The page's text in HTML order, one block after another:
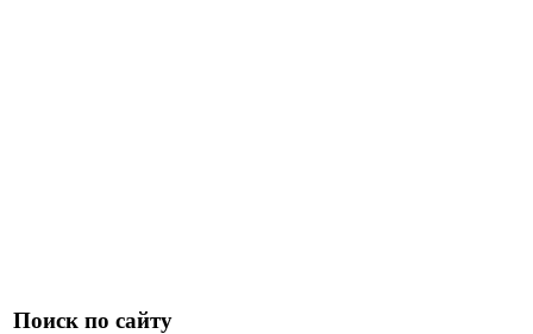
Поиск по сайту